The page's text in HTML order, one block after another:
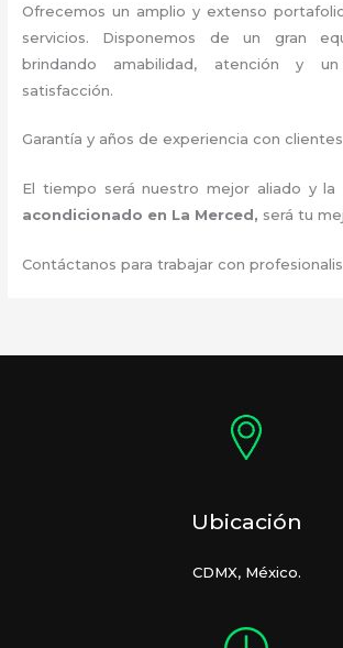
Ofrecemos un amplio y extenso
servicios. Disponemos de un gran
brindando amabilidad, atención y
satisfacción.
Garantía y años de experiencia con
El tiempo será nuestro mejor aliado y la
acondicionado en La Merced, será tu
Contáctanos para trabajar con
Ubicación
CDMX, México.